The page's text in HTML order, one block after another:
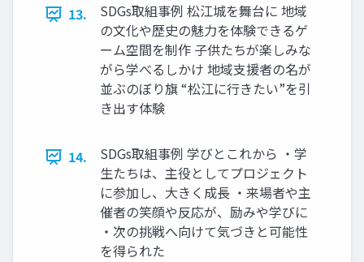
13.
SDGs取組事例 松江城を舞台に 地域
の文化や歴史の魅力を体験できるゲ
ーム空間を制作 子供たちが楽しみな
がら学べるしかけ 地域支援者の名が
並ぶのぼり旗 “松江に行きたい”を引
き出す体験
14.
SDGs取組事例 学びとこれから ・学
生たちは、主役としてプロジェクト
に参加し、大きく成長 ・来場者や主
催者の笑顔や反応が、励みや学びに
・次の挑戦へ向けて気づきと可能性
を得られた